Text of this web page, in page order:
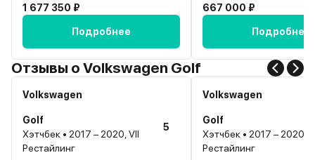
1 677 350 ₽
Подробнее
667 000 ₽
Подробнее
Отзывы о Volkswagen Golf
Volkswagen
Golf
Хэтчбек • 2017 – 2020, VII
Рестайлинг
5
Volkswagen
Golf
Хэтчбек • 2017 – 2020,
Рестайлинг